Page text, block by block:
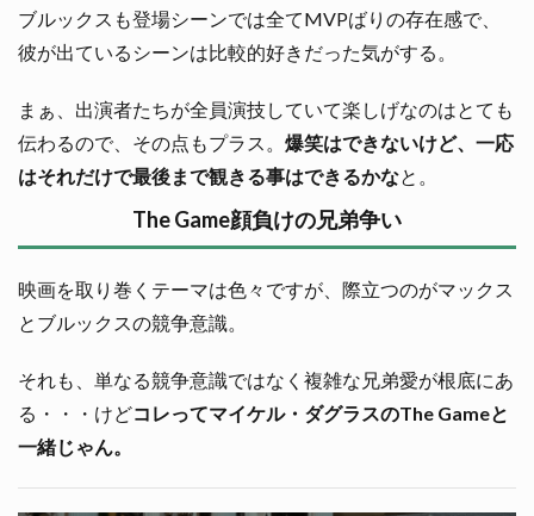
ブルックスも登場シーンでは全てMVPばりの存在感で、
彼が出ているシーンは比較的好きだった気がする。
まぁ、出演者たちが全員演技していて楽しげなのはとても
伝わるので、その点もプラス。 爆笑はできないけど、一応
はそれだけで最後まで観きる事はできるかなと。
The Game顔負けの兄弟争い
映画を取り巻くテーマは色々ですが、際立つのがマックス
とブルックスの競争意識。
それも、単なる競争意識ではなく複雑な兄弟愛が根底にあ
る・・・けどコレってマイケル・ダグラスのThe Gameと
一緒じゃん。